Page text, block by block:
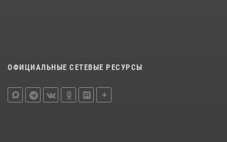
ОФИЦИАЛЬНЫЕ СЕТЕВЫЕ РЕСУРСЫ